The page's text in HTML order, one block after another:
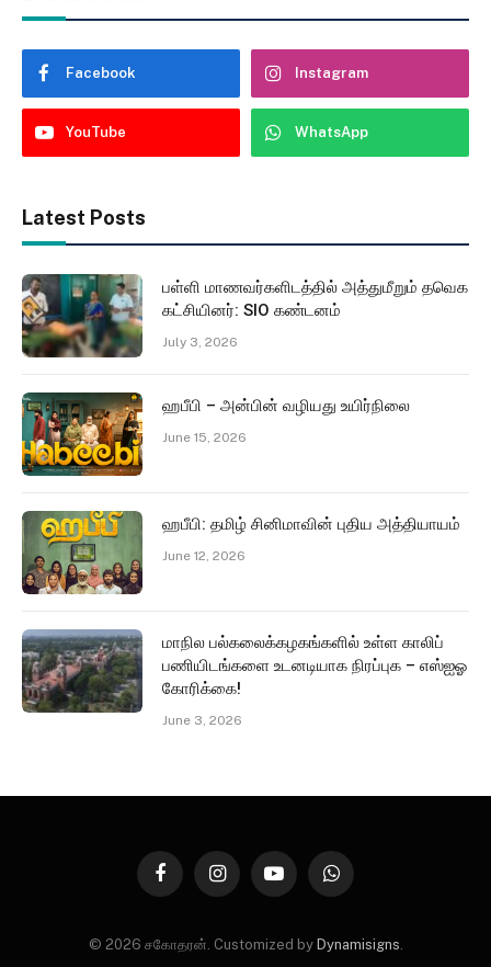
Facebook Instagram
YouTube WhatsApp
Latest Posts
பள்ளி மாணவர்களிடத்தில் அத்துமீறும் தவெக
கட்சியினர்: SIO கண்டனம்
July 3, 2026
ஹபீபி – அன்பின் வழியது உயிர்நிலை
June 15, 2026
ஹபீபி: தமிழ் சினிமாவின் புதிய அத்தியாயம்
June 12, 2026
மாநில பல்கலைக்கழகங்களில் உள்ள காலிப்
பணியிடங்களை உடனடியாக நிரப்புக – எஸ்ஐஓ
கோரிக்கை!
June 3, 2026
FacebookInstagramYouTubeWhatsApp
© 2026 சகோதரன். Customized by Dynamisigns.